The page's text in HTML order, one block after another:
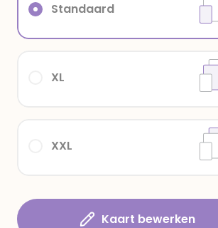
XXL
XL
Standaard
Kaart bewerken